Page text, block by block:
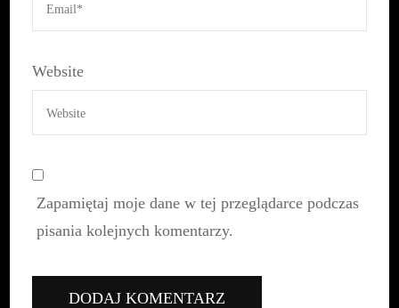
Website
Zapamiętaj moje dane w tej przeglądarce podczas
pisania kolejnych komentarzy.